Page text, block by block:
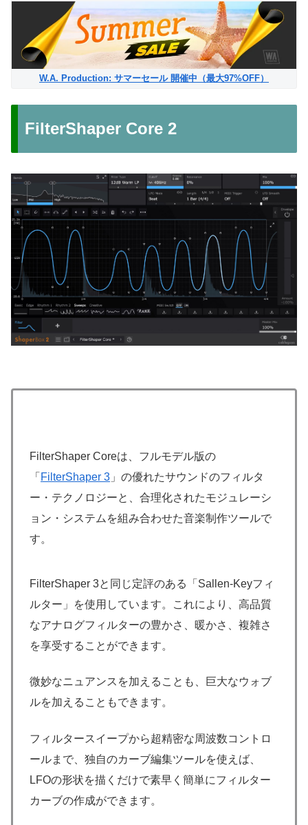
W.A. Production: サマーセール 開催中（最大97%OFF）
FilterShaper Core 2
FilterShaper Coreは、フルモデル版の
「 FilterShaper 3 」の優れたサウンドのフィルタ
ー・テクノロジーと、合理化されたモジュレーシ
ョン・システムを組み合わせた音楽制作ツールで
す。
FilterShaper 3と同じ定評のある「Sallen-Keyフィ
ルター」を使用しています。これにより、高品質
なアナログフィルターの豊かさ、暖かさ、複雑さ
を享受することができます。
微妙なニュアンスを加えることも、巨大なウォブ
ルを加えることもできます。
フィルタースイープから超精密な周波数コントロ
ールまで、独自のカーブ編集ツールを使えば、
LFOの形状を描くだけで素早く簡単にフィルター
カーブの作成ができます。